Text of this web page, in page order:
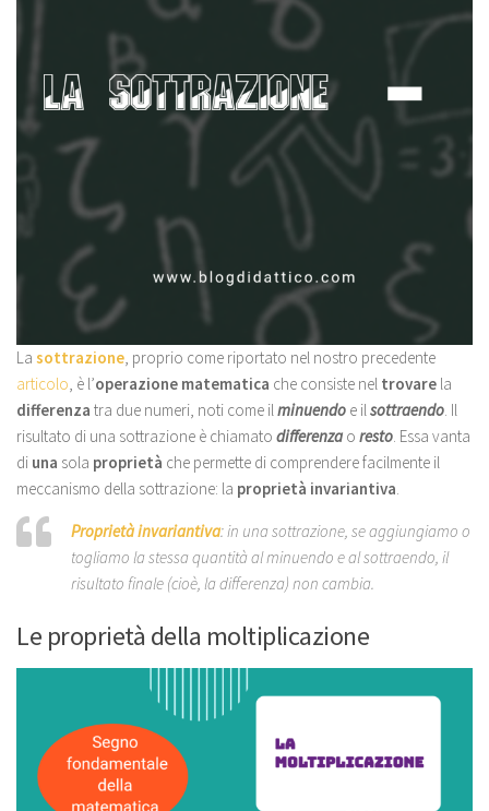
La sottrazione, proprio come riportato nel nostro precedente
articolo, è l’operazione matematica che consiste nel trovare la
differenza tra due numeri, noti come ilminuendo e ilsottraendo. Il
risultato di una sottrazione è chiamato differenza o resto. Essa vanta
di una sola proprietà che permette di comprendere facilmente il
meccanismo della sottrazione: la proprietà invariantiva.
Proprietà invariantiva: in una sottrazione, se aggiungiamo o
togliamo la stessa quantità al minuendo e al sottraendo, il
risultato finale (cioè, la differenza) non cambia.
Le proprietà della moltiplicazione